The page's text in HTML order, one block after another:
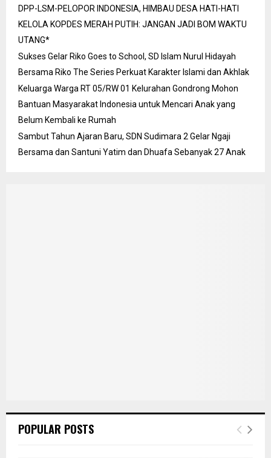
DPP-LSM-PELOPOR INDONESIA, HIMBAU DESA HATI-HATI
KELOLA KOPDES MERAH PUTIH: JANGAN JADI BOM WAKTU
UTANG*
Sukses Gelar Riko Goes to School, SD Islam Nurul Hidayah
Bersama Riko The Series Perkuat Karakter Islami dan Akhlak
Keluarga Warga RT 05/RW 01 Kelurahan Gondrong Mohon
Bantuan Masyarakat Indonesia untuk Mencari Anak yang
Belum Kembali ke Rumah
Sambut Tahun Ajaran Baru, SDN Sudimara 2 Gelar Ngaji
Bersama dan Santuni Yatim dan Dhuafa Sebanyak 27 Anak
POPULAR POSTS